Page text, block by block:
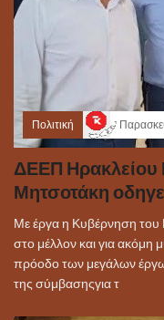
Πολιτική
ΔΕΕΠ
Μητσοτάκη
Με έργα η Κυβέρνηση του
στο μέλλον και για ακόμη
πρόοδο των μεγάλων
της σύμβασηςγια τ